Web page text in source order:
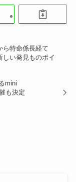
ら特命係長経て
い発見ものポイ
mini
も決定